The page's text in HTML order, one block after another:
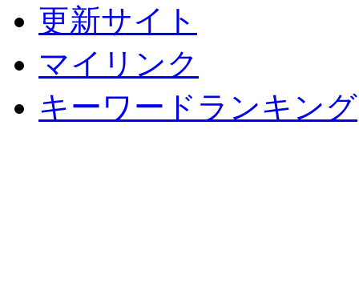
更新サイト
マイリンク
キーワードランキング